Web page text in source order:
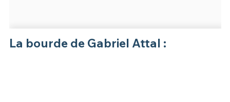
La bourde de Gabriel Attal :